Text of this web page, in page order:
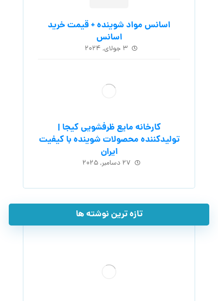
اسانس مواد شوینده + قیمت خرید
اسانس
۳ جولای, ۲۰۲۴
کارخانه مایع ظرفشویی کیجا |
تولیدکننده محصولات شوینده با کیفیت
ایران
۲۷ دسامبر, ۲۰۲۵
تازه ترین نوشته ها